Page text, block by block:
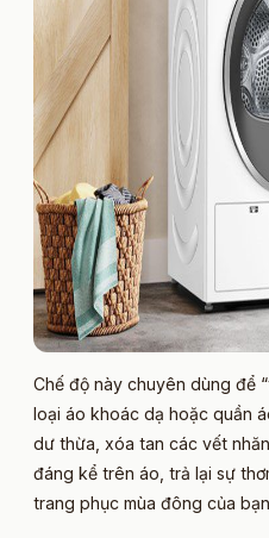
Chế độ này chuyên dùng để
loại áo khoác dạ hoặc quần
dư thừa, xóa tan các vết
đáng kể trên áo, trả lại sự
trang phục mùa đông của